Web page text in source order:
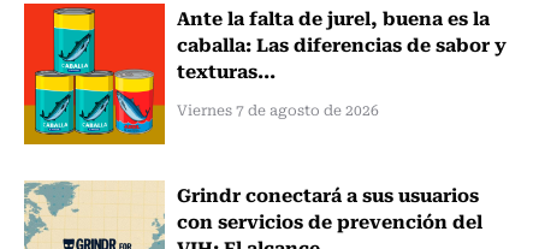
Ante la falta de jurel, buena es la
caballa: Las diferencias de sabor y
texturas...
Viernes 7 de agosto de 2026
Grindr conectará a sus usuarios
con servicios de prevención del